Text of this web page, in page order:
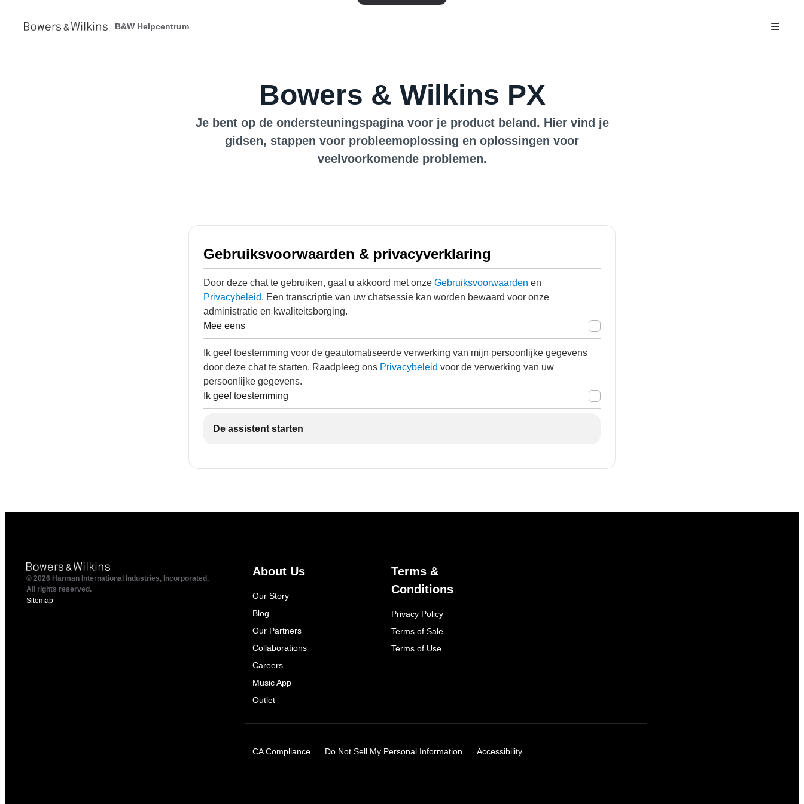
B&W Helpcentrum
Bowers & Wilkins PX
Je bent op de ondersteuningspagina voor je product beland. Hier vind je
gidsen, stappen voor probleemoplossing en oplossingen voor
veelvoorkomende problemen.
Gebruiksvoorwaarden & privacyverklaring
Door deze chat te gebruiken, gaat u akkoord met onze Gebruiksvoorwaarden en
Privacybeleid. Een transcriptie van uw chatsessie kan worden bewaard voor onze
administratie en kwaliteitsborging.
Mee eens
Ik geef toestemming voor de geautomatiseerde verwerking van mijn persoonlijke gegevens
door deze chat te starten. Raadpleeg ons Privacybeleid voor de verwerking van uw
persoonlijke gegevens.
Ik geef toestemming
De assistent starten
© 2026 Harman International Industries, Incorporated.
All rights reserved.
Sitemap
About Us
Our Story
Blog
Our Partners
Collaborations
Careers
Music App
Outlet
Terms &
Conditions
Privacy Policy
Terms of Sale
Terms of Use
CA Compliance Do Not Sell My Personal Information Accessibility